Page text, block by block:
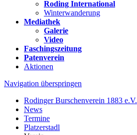
Roding International
Winterwanderung
Mediathek
Galerie
Video
Faschingszeitung
Patenverein
Aktionen
Navigation überspringen
Rodinger Burschenverein 1883 e.V.
News
Termine
Platzerstadl